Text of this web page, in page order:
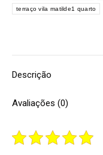
terraço vila matilde1 quarto
Descrição
Avaliações (0)